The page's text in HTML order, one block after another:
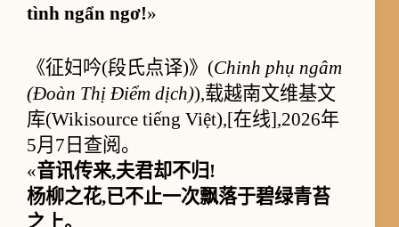
tình ngẩn ngơ!»
《征妇吟(段氏点译)》(Chinh phụ ngâm
(Đoàn Thị Điểm dịch)),载越南文维基文
库(Wikisource tiếng Việt),[在线],2026年
5月7日查阅。
«音讯传来,夫君却不归!
杨柳之花,已不止一次飘落于碧绿青苔
之上。